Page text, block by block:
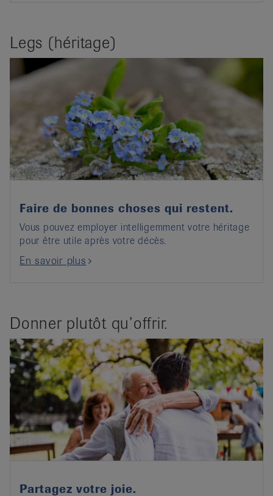
Legs (héritage)
Faire de bonnes choses qui restent.
Vous pouvez employer intelligemment votre héritage
pour être utile après votre décès.
En savoir plus
Donner plutôt qu’offrir.
Partagez votre joie.